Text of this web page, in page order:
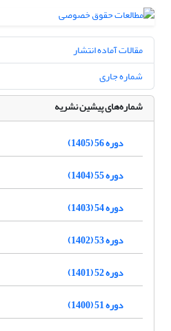
مقالات آماده انتشار
شماره جاری
شماره‌های پیشین نشریه
دوره 56 (1405)
دوره 55 (1404)
دوره 54 (1403)
دوره 53 (1402)
دوره 52 (1401)
دوره 51 (1400)